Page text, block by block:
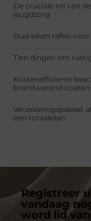
De cruciale rol van
jeugdzorg
Oud eiken tafels
Tien dingen om
Kostenefficiënte
brandwerend coaten
Verzekeringspakket
een totaalplan
Registreer u
vandaag
word lid van